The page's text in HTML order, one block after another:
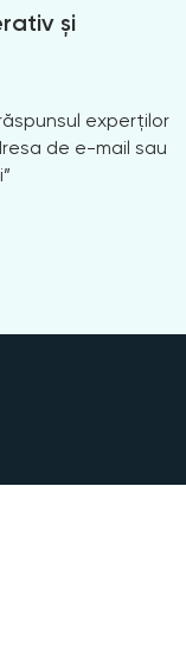
și
experților
de e-mail sau